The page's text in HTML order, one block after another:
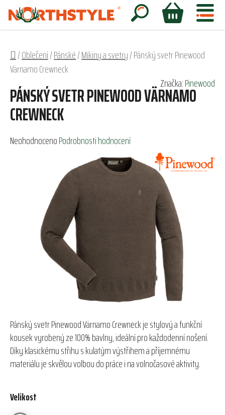
Přejít
obsah
Hledat
NÁKUPNÍ
Domů
/Oblečení/Pánské/Mikiny a svetry/Pánský svetr Pinewood
Värnamo Crewneck
Pánský svetr Pinewood Värnamo Crewneck je stylový a funkční
kousek vyrobený ze 100% bavlny, ideální pro každodenní nošení.
Díky klasickému střihu s kulatým výstřihem a příjemnému
materiálu je skvělou volbou do práce i na volnočasové aktivity.
Velikost
PÁNSKÝ SVETR PINEWOOD VÄRNAMO
CREWNECK
Průměrné
hvězdiček.
NeohodnocenoPodrobnosti hodnocení
Značka:Pinewood